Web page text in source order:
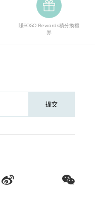
賺SOGO Rewards積分換禮
券
提交